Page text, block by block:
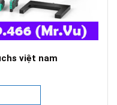
việt nam